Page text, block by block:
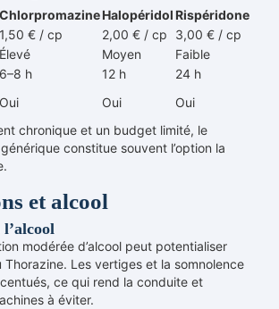
ChlorpromazineHalopéridolRispéridone
1,50 € / cp 2,00 € / cp
3,00 € / cp
Élevé Moyen
Faible
6–8 h 12 h
24 h
Oui Oui
Oui
chronique et un budget limité, le
constitue souvent l’option la
et alcool
l’alcool
modérée d’alcool peut potentialiser
Thorazine. Les vertiges et la somnolence
ce qui rend la conduite et
à éviter.